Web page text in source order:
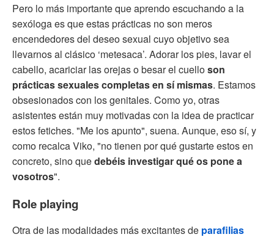
Pero lo más importante que aprendo escuchando a la
sexóloga es que estas prácticas no son meros
encendedores del deseo sexual cuyo objetivo sea
llevarnos al clásico ‘metesaca’. Adorar los pies, lavar el
cabello, acariciar las orejas o besar el cuelloson
prácticas sexuales completas en sí mismas. Estamos
obsesionados con los genitales. Como yo, otras
asistentes están muy motivadas con la idea de practicar
estos fetiches. "Me los apunto", suena. Aunque, eso sí, y
como recalca Viko, "no tienen por qué gustarte estos en
concreto, sino quedebéis investigar qué os pone a
vosotros".
Role playing
Otra de las modalidades más excitantes de parafilias